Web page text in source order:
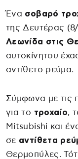
Ένα σοβαρό
της Δευτέρας
Λεωνίδα στις
αυτοκίνητου
αντίθετο ρεύμα.
Σύμφωνα με τις
για το τροχαίο,
Mitsubishi και
σε αντίθετα
Θερμοπύλες.